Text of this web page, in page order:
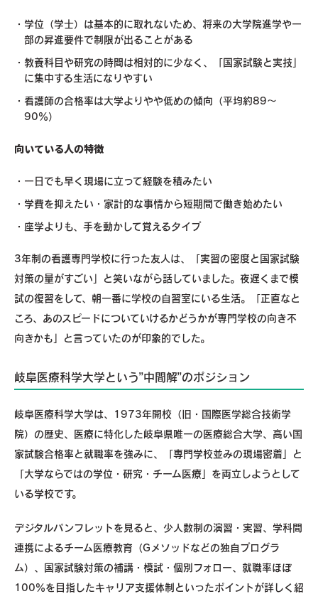
学位（学士）は基本的に取れないため、将来の大学院進学や一
部の昇進要件で制限が出ることがある
教養科目や研究の時間は相対的に少なく、「国家試験と実技」
に集中する生活になりやすい
看護師の合格率は大学よりやや低めの傾向（平均約89～
90％）
向いている人の特徴
一日でも早く現場に立って経験を積みたい
学費を抑えたい・家計的な事情から短期間で働き始めたい
座学よりも、手を動かして覚えるタイプ
3年制の看護専門学校に行った友人は、「実習の密度と国家試験
対策の量がすごい」と笑いながら話していました。夜遅くまで模
試の復習をして、朝一番に学校の自習室にいる生活。「正直なと
ころ、あのスピードについていけるかどうかが専門学校の向き不
向きかも」と言っていたのが印象的でした。
岐阜医療科学大学という”中間解”のポジション
岐阜医療科学大学は、1973年開校（旧・国際医学総合技術学
院）の歴史、医療に特化した岐阜県唯一の医療総合大学、高い国
家試験合格率と就職率を強みに、「専門学校並みの現場密着」と
「大学ならではの学位・研究・チーム医療」を両立しようとして
いる学校です。
デジタルパンフレットを見ると、少人数制の演習・実習、学科間
連携によるチーム医療教育（Gメソッドなどの独自プログラ
ム）、国家試験対策の補講・模試・個別フォロー、就職率ほぼ
100％を目指したキャリア支援体制といったポイントが詳しく紹